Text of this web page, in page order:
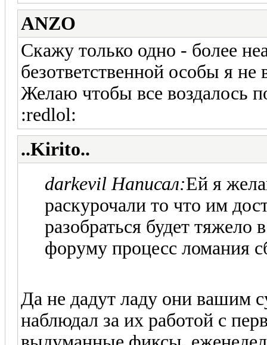
ANZO
Скажу только одно - более
безответственной особы я не
Желаю чтобы все воздалось
:redlol:
..Kirito..
darkevil Написал:Ей я
раскурочали то что им
разобраться будет тяжело
форуму процесс ломания
Да не дадут ладу они вашим
наблюдал за их работой с